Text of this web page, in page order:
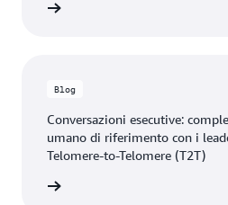
Blog
Conversazioni esecutive:
umano di riferimento con i
Telomere-to-Telomere (T2T)